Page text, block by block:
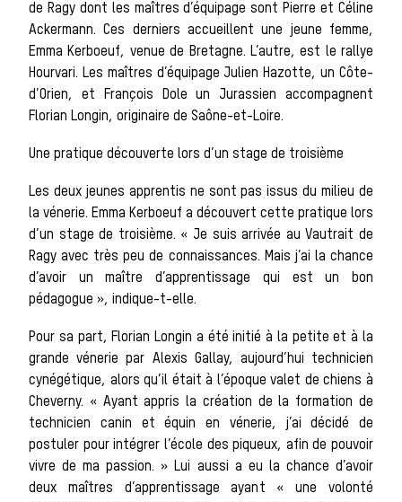
Bien-être
animal
Héritage
Histoire de la
chasse à
courre
de Ragy dont les maîtres d’équipage sont Pierre et Céline
Ackermann. Ces derniers accueillent une jeune femme,
Emma Kerboeuf, venue de Bretagne. L’autre, est le rallye
Hourvari. Les maîtres d’équipage Julien Hazotte, un Côte-
d’Orien, et François Dole un Jurassien accompagnent
Florian Longin, originaire de Saône-et-Loire.
Une pratique découverte lors d’un stage de troisième
Les deux jeunes apprentis ne sont pas issus du milieu de
la vénerie. Emma Kerboeuf a découvert cette pratique lors
d’un stage de troisième. « Je suis arrivée au Vautrait de
Ragy avec très peu de connaissances. Mais j’ai la chance
d’avoir un maître d’apprentissage qui est un bon
pédagogue », indique-t-elle.
Pour sa part, Florian Longin a été initié à la petite et à la
grande vénerie par Alexis Gallay, aujourd’hui technicien
cynégétique, alors qu’il était à l’époque valet de chiens à
Cheverny. « Ayant appris la création de la formation de
technicien canin et équin en vénerie, j’ai décidé de
postuler pour intégrer l’école des piqueux, afin de pouvoir
vivre de ma passion. » Lui aussi a eu la chance d’avoir
deux maîtres d’apprentissage ayant « une volonté